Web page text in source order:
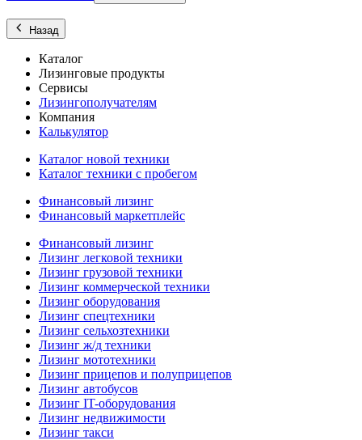
Назад
Каталог
Лизинговые продукты
Сервисы
Лизингополучателям
Компания
Калькулятор
Каталог новой техники
Каталог техники с пробегом
Финансовый лизинг
Финансовый маркетплейс
Финансовый лизинг
Лизинг легковой техники
Лизинг грузовой техники
Лизинг коммерческой техники
Лизинг оборудования
Лизинг спецтехники
Лизинг сельхозтехники
Лизинг ж/д техники
Лизинг мототехники
Лизинг прицепов и полуприцепов
Лизинг автобусов
Лизинг IT-оборудования
Лизинг недвижимости
Лизинг такси